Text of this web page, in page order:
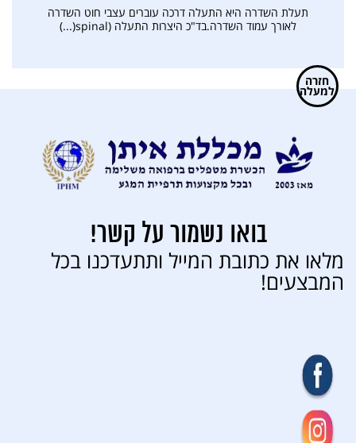
תעלת השדרה היא התעלה דרכה עוברים עצבי חוט השדרה
לאורך עמוד השדרה.בד"כ היצרות התעלה (spinal(...)
חזרה
למעלה
בואו נשמור על קשר!
מלאו את כתובת המייל ותתעדכנו בכל
המבצעים!